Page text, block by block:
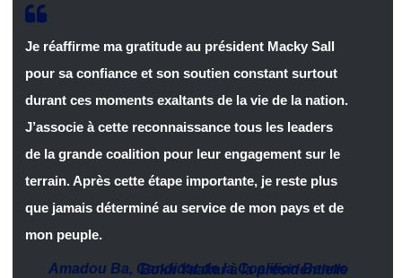
Je réaffirme ma gratitude au président Macky Sall
pour sa confiance et son soutien constant surtout
durant ces moments exaltants de la vie de la nation.
J’associe à cette reconnaissance tous les leaders
de la grande coalition pour leur engagement sur le
terrain. Après cette étape importante, je reste plus
que jamais déterminé au service de mon pays et de
mon peuple.
Amadou Ba, Candidat de la Coalition Benno Bokk Yaakar à la présidentielle